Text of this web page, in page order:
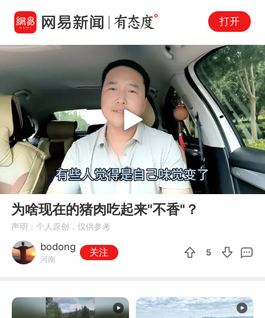
打开
00:00 01:54
Play
为啥现在的猪肉吃起来"不香"？
声明：个人原创，仅供参考
bodong
河南
关注 5